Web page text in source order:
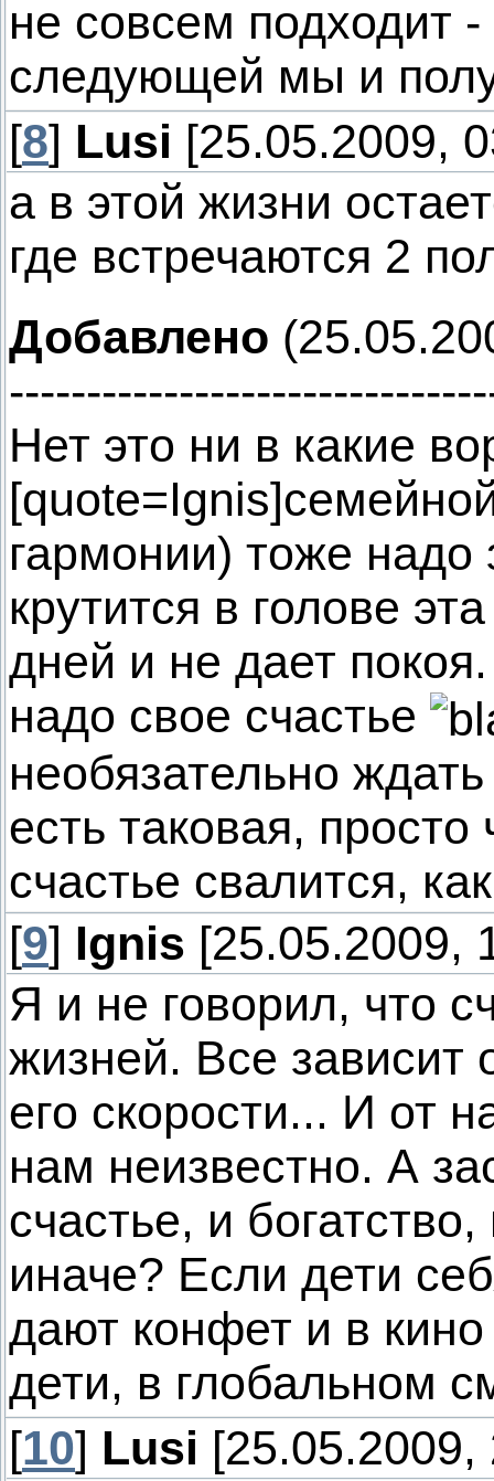
не совсем подходит
следующей мы и
[8] Lusi [25.05.2009,
а в этой жизни
где встречаются 2
Добавлено
Нет это ни в какие
гармонии) тоже надо
крутится в голове
дней и не дает
надо свое счастье
необязательно
есть таковая,
счастье свалится,
[9] Ignis [25.05.2009,
Я и не говорил, что
жизней. Все зависит
его скорости... И от
нам неизвестно. А
счастье, и
иначе? Если дети
дают конфет и в
дети, в глобальном
[10] Lusi [25.05.2009,